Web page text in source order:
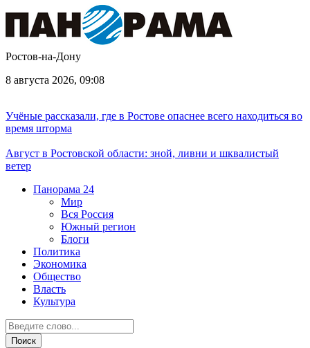
Ростов-на-Дону
8 августа 2026, 09:08
Учёные рассказали, где в Ростове опаснее всего находиться во
время шторма
Август в Ростовской области: зной, ливни и шквалистый
ветер
Панорама 24
Мир
Вся Россия
Южный регион
Блоги
Политика
Экономика
Общество
Власть
Культура